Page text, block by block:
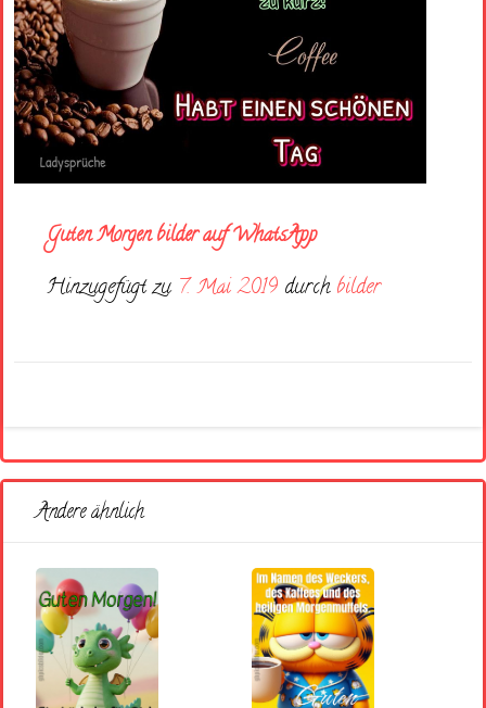
Guten Morgen bilder auf WhatsApp
Hinzugefügt zu 7. Mai 2019 durch bilder
Andere ähnlich